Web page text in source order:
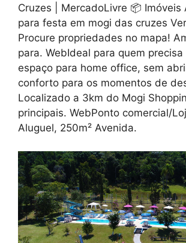
Cruzes | MercadoLivre 📦 Imóveis
para festa em mogi das cruzes
Procure propriedades no mapa!
para. WebIdeal para quem precisa
espaço para home office, sem
conforto para os momentos de
Localizado a 3km do Mogi
principais. WebPonto comercial/
Aluguel, 250m² Avenida.